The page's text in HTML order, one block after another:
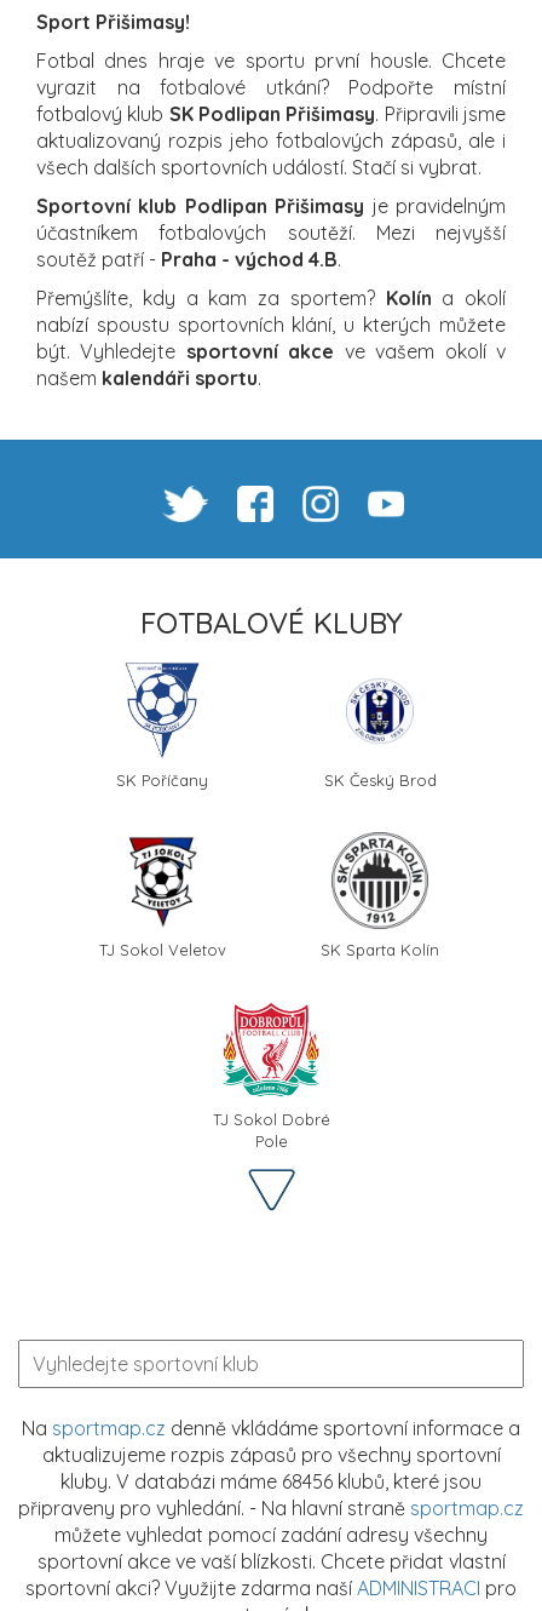
Sport Přišimasy!
Fotbal dnes hraje ve sportu první housle. Chcete
vyrazit na fotbalové utkání? Podpořte místní
fotbalový klub SK Podlipan Přišimasy. Připravili jsme
aktualizovaný rozpis jeho fotbalových zápasů, ale i
všech dalších sportovních událostí. Stačí si vybrat.
Sportovní klub Podlipan Přišimasy je pravidelným
účastníkem fotbalových soutěží. Mezi nejvyšší
soutěž patří - Praha - východ 4.B.
Přemýšlíte, kdy a kam za sportem? Kolín a okolí
nabízí spoustu sportovních klání, u kterých můžete
být. Vyhledejte sportovní akce ve vašem okolí v
našem kalendáři sportu.
FOTBALOVÉ KLUBY
SK Poříčany SK Český Brod
TJ Sokol Veletov SK Sparta Kolín
TJ Sokol Dobré
Pole
Na sportmap.cz denně vkládáme sportovní informace a
aktualizujeme rozpis zápasů pro všechny sportovní
kluby. V databázi máme 68456 klubů, které jsou
připraveny pro vyhledání. - Na hlavní straně sportmap.cz
můžete vyhledat pomocí zadání adresy všechny
sportovní akce ve vaší blízkosti. Chcete přidat vlastní
sportovní akci? Využijte zdarma naší ADMINISTRACI pro